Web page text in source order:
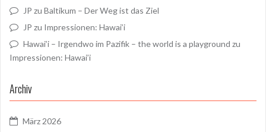
JP zu Baltikum – Der Weg ist das Ziel
JP zu Impressionen: Hawai’i
Hawai’i – Irgendwo im Pazifik – the world is a playground zu
Impressionen: Hawai’i
Archiv
März 2026